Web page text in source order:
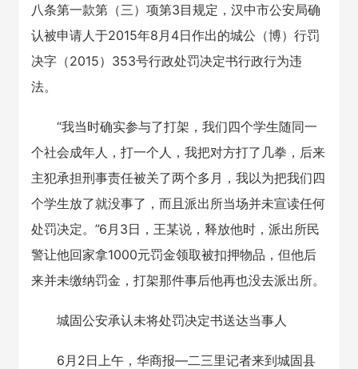
八条第一款第（三）项第3目规定，汉中市公安局确
认被申请人于2015年8月4日作出的城公（博）行罚
决字（2015）353号行政处罚决定书行政行为违
法。
“我当时确实参与了打架，我们四个学生随同一
个社会成年人，打一个人，我把对方打了几拳，后来
主犯承担刑事责任被关了两个多月，我以为把我们四
个学生放了就没事了，而且派出所当场并未宣读任何
处罚决定。”6月3日，王某说，释放他时，派出所民
警让他回家拿1000元罚金领取被扣押物品，但他后
来并未缴纳罚金，打架那件事后他再也没去派出所。
城固公安承认未将处罚决定书送达当事人
6月2日上午，华商报—二三里记者来到城固县